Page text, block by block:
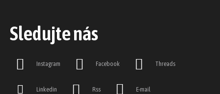
Sledujte nás
Instagram Facebook Threads
Linkedin Rss E-mail